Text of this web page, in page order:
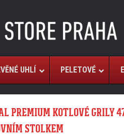
UHLÍ PELETOVÉ
PREMIUM KOTLOVÉ GRILY
STOLKEM